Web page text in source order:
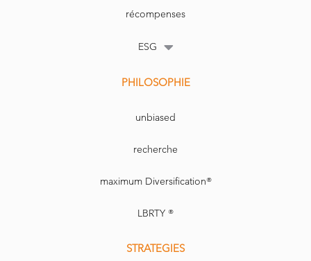
récompenses
ESG
PHILOSOPHIE
unbiased
recherche
maximum Diversification®
LBRTY ®
STRATEGIES